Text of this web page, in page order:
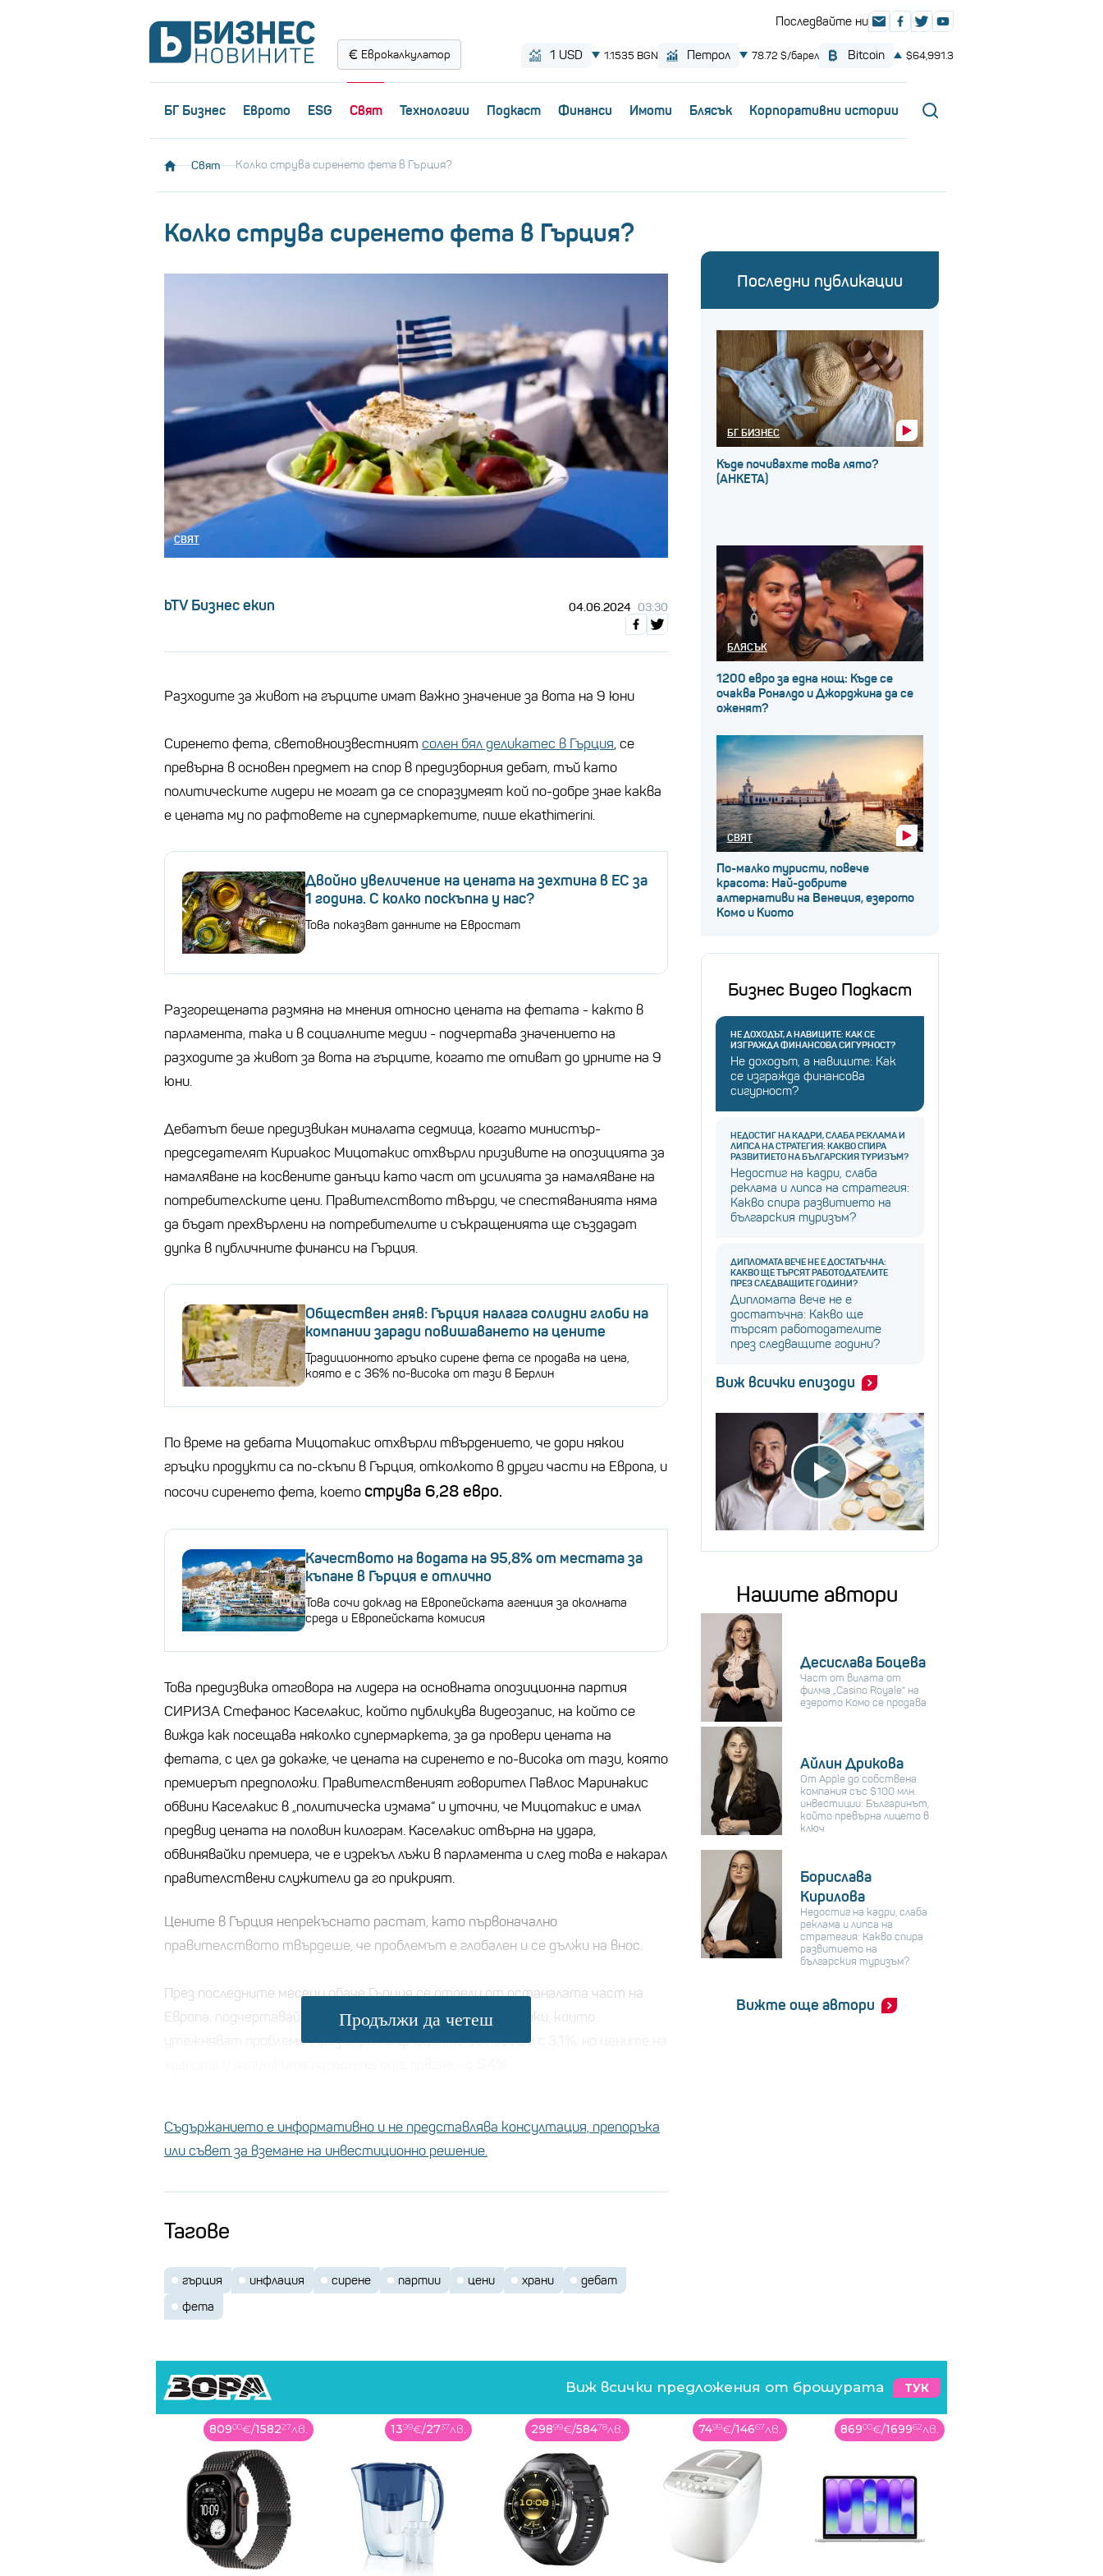
Еврокалкулатор
БГ Бизнес Еврото ESG Свят Технологии Пoдкаст Финанси Имоти Блясък Корпоративни истории
Свят Колко струва сиренето фета в Гърция?
Колко струва сиренето фета в Гърция?
СВЯТ
bTV Бизнес екип 04.06.2024 03:30
Разходите за живот на гърците имат важно значение за вота на 9 юни
Сиренето фета, световноизвестният солен бял деликатес в Гърция, се
превърна в основен предмет на спор в предизборния дебат, тъй като
политическите лидери не могат да се споразумеят кой по-добре знае каква
е цената му по рафтовете на супермаркетите, пише ekathimerini.
Двойно увеличение на цената на зехтина в ЕС за
1 година. С колко поскъпна у нас?
Това показват данните на Евростат
Разгорещената размяна на мнения относно цената на фетата - както в
парламента, така и в социалните медии - подчертава значението на
разходите за живот за вота на гърците, когато те отиват до урните на 9
юни.
Дебатът беше предизвикан миналата седмица, когато министър-
председателят Кириакос Мицотакис отхвърли призивите на опозицията за
намаляване на косвените данъци като част от усилията за намаляване на
потребителските цени. Правителството твърди, че спестяванията няма
да бъдат прехвърлени на потребителите и съкращенията ще създадат
дупка в публичните финанси на Гърция.
Обществен гняв: Гърция налага солидни глоби на
компании заради повишаването на цените
Традиционното гръцко сирене фета се продава на цена,
която е с 36% по-висока от тази в Берлин
По време на дебата Мицотакис отхвърли твърдението, че дори някои
гръцки продукти са по-скъпи в Гърция, отколкото в други части на Европа, и
посочи сиренето фета, коетострува 6,28 евро.
Качеството на водата на 95,8% от местата за
къпане в Гърция е отлично
Това сочи доклад на Европейската агенция за околната
среда и Европейската комисия
Това предизвика отговора на лидера на основната опозиционна партия
СИРИЗА Стефанос Каселакис, който публикува видеозапис, на който се
вижда как посещава няколко супермаркета, за да провери цената на
фетата, с цел да докаже, че цената на сиренето е по-висока от тази, която
премиерът предположи. Правителственият говорител Павлос Маринакис
обвини Каселакис в „политическа измама“ и уточни, че Мицотакис е имал
предвид цената на половин килограм. Каселакис отвърна на удара,
обвинявайки премиера, че е изрекъл лъжи в парламента и след това е накарал
правителствени служители да го прикрият.
Цените в Гърция непрекъснато растат, като първоначално
правителството твърдеше, че проблемът е глобален и се дължи на внос.
През последните месеци обаче Гърция се отдели от останалата част на
Европа, подчертавайки, че има вътрешни характеристики, които
утежняват проблема. През април инфлацията се повиши с 3,1%, но цените на
Продължи да четеш
Съдържанието е информативно и не представлява консултация, препоръка
или съвет за вземане на инвестиционно решение.
Тагове
гърция инфлация сирене партии цени храни
дебат
фета
Последни публикации
БГ БИЗНЕС
Къде почивахте това лято?
(АНКЕТА)
БЛЯСЪК
1200 евро за една нощ: Къде се
очаква Роналдо и Джорджина да се
оженят?
СВЯТ
По-малко туристи, повече
красота: Най-добрите
алтернативи на Венеция, езерото
Комо и Киото
Бизнес Видео Подкаст
НЕ ДОХОДЪТ, А НАВИЦИТЕ: КАК СЕ
ИЗГРАЖДА ФИНАНСОВА СИГУРНОСТ?
Не доходът, а навиците: Как
се изгражда финансова
сигурност?
НЕДОСТИГ НА КАДРИ, СЛАБА РЕКЛАМА И
ЛИПСА НА СТРАТЕГИЯ: КАКВО СПИРА
РАЗВИТИЕТО НА БЪЛГАРСКИЯ ТУРИЗЪМ?
Недостиг на кадри, слаба
реклама и липса на стратегия:
Какво спира развитието на
българския туризъм?
ДИПЛОМАТА ВЕЧЕ НЕ Е ДОСТАТЪЧНА:
КАКВО ЩЕ ТЪРСЯТ РАБОТОДАТЕЛИТЕ
ПРЕЗ СЛЕДВАЩИТЕ ГОДИНИ?
Дипломата вече не е
достатъчна: Какво ще
търсят работодателите
през следващите години?
Виж всички епизоди
Нашите автори
Десислава Боцева
Част от вилата от
филма „Casino Royale“ на
езерото Комо се продава
Айлин Дрикова
От Apple до собствена
компания със $100 млн.
инвестиции: Българинът,
който превърна лицето в
ключ
Борислава
Кирилова
Недостиг на кадри, слаба
реклама и липса на
стратегия: Какво спира
развитието на
българския туризъм?
Вижте още автори
Виж всички предложения от брошурата ТУК
1399€/2737лв. 298 99€/58478лв. 7499€/14667лв. 86900€/169962лв. 44999€/88011лв.